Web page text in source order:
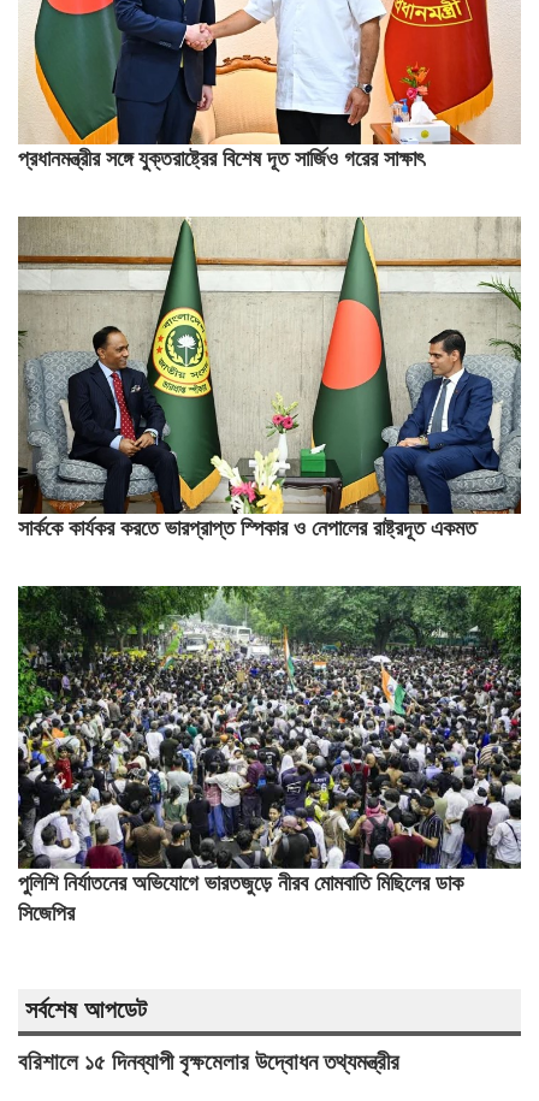
প্রধানমন্ত্রীর সঙ্গে যুক্তরাষ্ট্রের বিশেষ দূত সার্জিও গরের সাক্ষাৎ
সার্ককে কার্যকর করতে ভারপ্রাপ্ত স্পিকার ও নেপালের রাষ্ট্রদূত একমত
পুলিশি নির্যাতনের অভিযোগে ভারতজুড়ে নীরব মোমবাতি মিছিলের ডাক
সিজেপির
সর্বশেষ আপডেট
বরিশালে ১৫ দিনব্যাপী বৃক্ষমেলার উদ্বোধন তথ্যমন্ত্রীর